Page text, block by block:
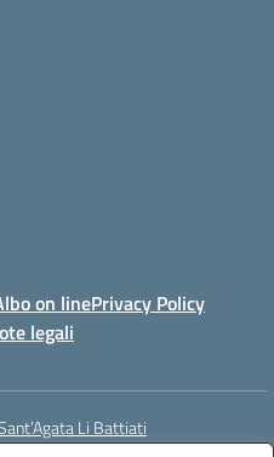
on linePrivacy Policy
legali
Li Battiati